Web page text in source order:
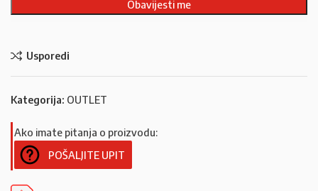
Usporedi
Kategorija: OUTLET
Ako imate pitanja o proizvodu:
POŠALJITE UPIT